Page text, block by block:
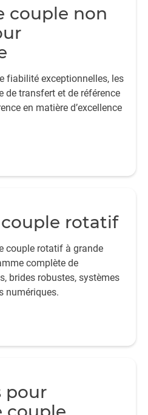
couple non
fiabilité exceptionnelles, les
de transfert et de référence
en matière d’excellence
rotatif
couple rotatif à grande
complète de
brides robustes, systèmes
numériques.
pour